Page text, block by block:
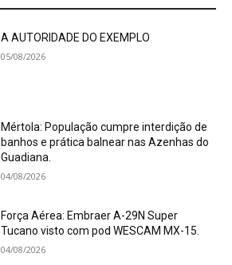
A AUTORIDADE DO EXEMPLO
05/08/2026
Mértola: População cumpre interdição de
banhos e prática balnear nas Azenhas do
Guadiana.
04/08/2026
Força Aérea: Embraer A-29N Super
Tucano visto com pod WESCAM MX-15.
04/08/2026